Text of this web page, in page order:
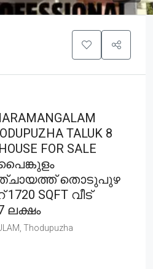
TALUK 8
FOR SALE
പൈങ്കുളം
തൊടുപുഴ
SQFT വീട്
ലക്ഷം
Thodupuzha